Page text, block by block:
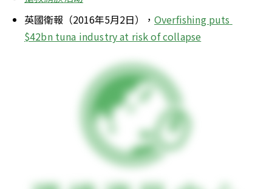
英國衛報（2016年5月2日）， Overfishing puts
$42bn tuna industry at risk of collapse